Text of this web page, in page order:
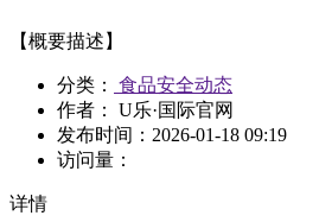
【概要描述】
分类：
食品安全动态
作者： U乐·国际官网
发布时间： 2026-01-18 09:19
访问量：
详情